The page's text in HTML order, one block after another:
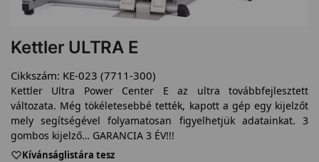
Kettler ULTRA E
Cikkszám: KE-023 (7711-300)
Kettler Ultra Power Center E az ultra továbbfejlesztett
változata. Még tökéletesebbé tették, kapott a gép egy kijelzőt
mely segítségével folyamatosan figyelhetjük adatainkat. 3
gombos kijelző… GARANCIA 3 ÉV!!!
Kívánságlistára tesz